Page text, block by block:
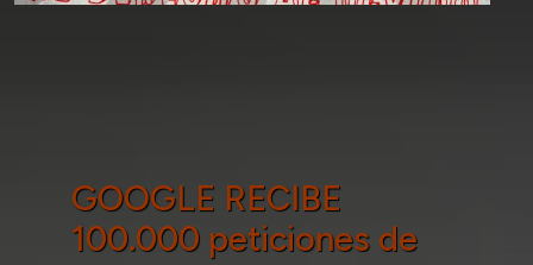
GOOGLE RECIBE
100.000 peticiones de